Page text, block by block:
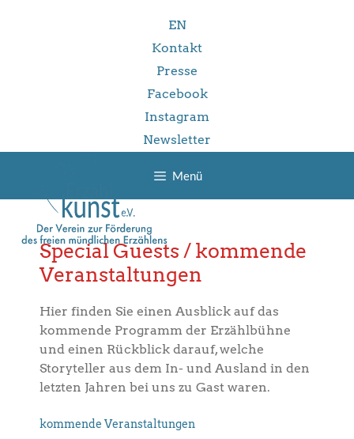
EN
Kontakt
Presse
Facebook
Instagram
Newsletter
Menü
Special Guests / kommende
Veranstaltungen
Hier finden Sie einen Ausblick auf das
kommende Programm der Erzählbühne
und einen Rückblick darauf, welche
Storyteller aus dem In- und Ausland in den
letzten Jahren bei uns zu Gast waren.
kommende Veranstaltungen